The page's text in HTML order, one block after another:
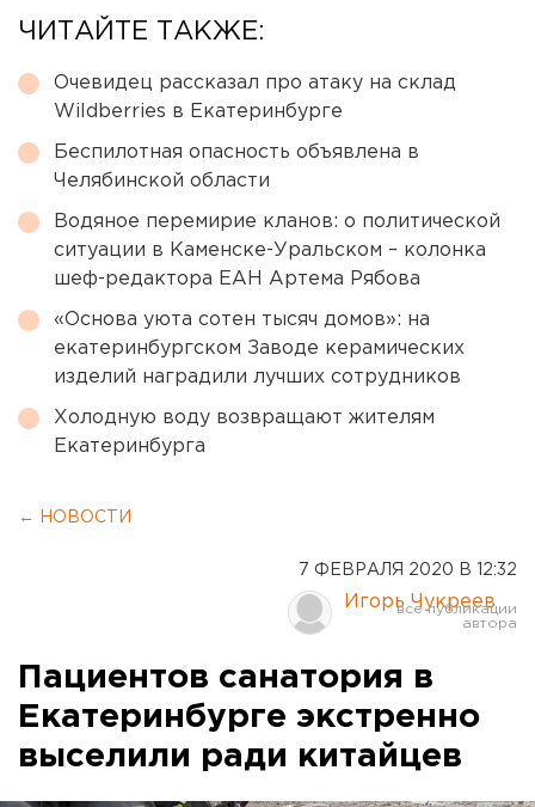
ЧИТАЙТЕ ТАКЖЕ:
Очевидец рассказал про атаку на склад
Wildberries в Екатеринбурге
Беспилотная опасность объявлена в
Челябинской области
Водяное перемирие кланов: о политической
ситуации в Каменске-Уральском – колонка
шеф-редактора ЕАН Артема Рябова
«Основа уюта сотен тысяч домов»: на
екатеринбургском Заводе керамических
изделий наградили лучших сотрудников
Холодную воду возвращают жителям
Екатеринбурга
← НОВОСТИ
7 ФЕВРАЛЯ 2020 В 12:32
Игорь Чукреев
Пациентов санатория в
Екатеринбурге экстренно
выселили ради китайцев